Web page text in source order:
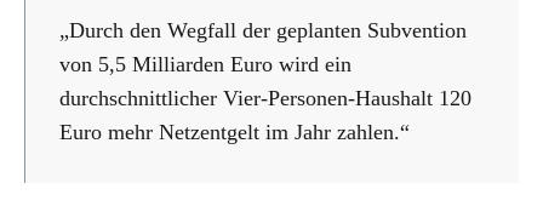
„Durch den Wegfall der geplanten Subvention
von 5,5 Milliarden Euro wird ein
durchschnittlicher Vier-Personen-Haushalt 120
Euro mehr Netzentgelt im Jahr zahlen.“